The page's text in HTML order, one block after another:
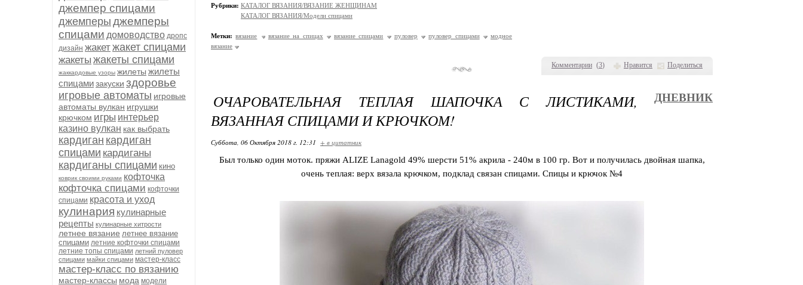
джемпер спицами
джемперы джемперы
спицами домоводство дропс
дизайн жакетжакет спицами
жакеты жакеты спицами
жаккардовые узоры жилеты жилеты
спицамизакуски здоровье
игровые автоматы игровые
автоматы вулкан игрушки
крючком игры интерьер
казино вулкан как выбрать
кардиган кардиган
спицами кардиганы
кардиганы спицами кино
коврик своими руками кофточка
кофточка спицами кофточки
спицами красота и уход
кулинария кулинарные
рецепты кулинарные хитрости
летнее вязание летнее вязание
спицами летние кофточки спицами
летние топы спицами летний пуловер
спицами майки спицами мастер-класс
мастер-класс по вязанию
мастер-классы мода модели
Комментарии (3) Нравится Поделиться
Рубрики: КАТАЛОГ ВЯЗАНИЯ/ВЯЗАНИЕ ЖЕНЩИНАМ
КАТАЛОГ ВЯЗАНИЯ/Модели спицами
Метки: вязание вязание на спицах вязание спицами пуловер пуловер спицами
модное
вязание
ОЧАРОВАТЕЛЬНАЯ ТЕПЛАЯ ШАПОЧКА С ЛИСТИКАМИ,
ВЯЗАННАЯ СПИЦАМИ И КРЮЧКОМ!
ДНЕВНИК
Суббота, 06 Октября 2018 г. 12:31 + в цитатник
Был только один моток. пряжи ALIZE Lanagold 49% шерсти 51% акрила - 240м в 100 гр. Вот и получилась двойная шапка,
очень теплая: верх вязала крючком, подклад связан спицами. Спицы и крючок №4